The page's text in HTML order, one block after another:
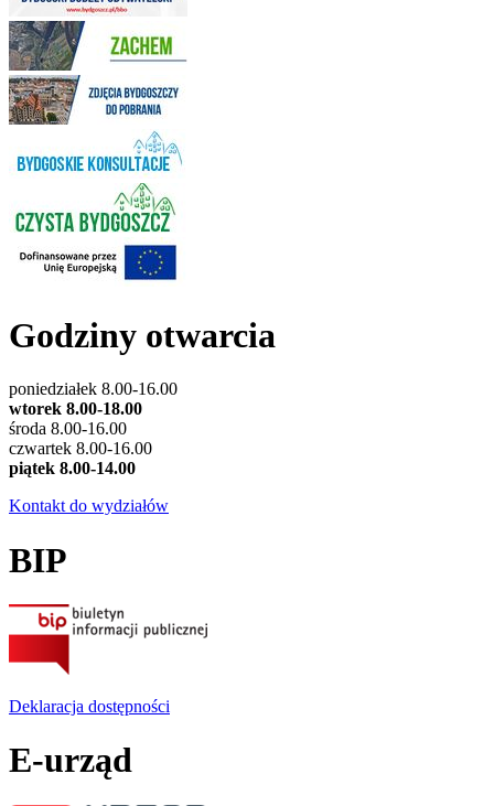
Godziny otwarcia
poniedziałek 8.00-16.00
wtorek 8.00-18.00
środa 8.00-16.00
czwartek 8.00-16.00
piątek 8.00-14.00
Kontakt do wydziałów
BIP
Deklaracja dostępności
E-urząd